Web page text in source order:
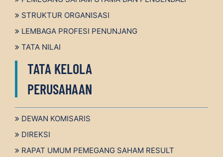
STRUKTUR ORGANISASI
LEMBAGA PROFESI PENUNJANG
TATA NILAI
TATA KELOLA
PERUSAHAAN
DEWAN KOMISARIS
DIREKSI
RAPAT UMUM PEMEGANG SAHAM RESULT